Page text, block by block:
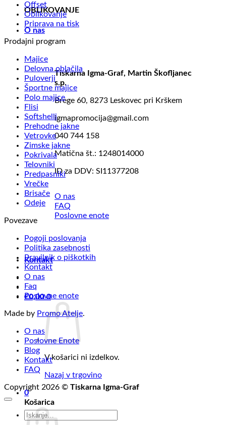
OBLIKOVANJE
O nas
Tiskarna Igma-Graf, Martin Škofljanec
s.p.
Brege 60, 8273 Leskovec pri Krškem
igmapromocija@gmail.com
040 744 158
Matična št.: 1248014000
ID za DDV: SI11377208
O nas
FAQ
Poslovne enote
Kontakt
€0,00 0
V košarici ni izdelkov.
Nazaj v trgovino
0
Košarica
Offset
Oblikovanje
Priprava na tisk
Prodajni program
Majice
Delovna oblačila
Puloverji
Športne majice
Polo majice
Flisi
Softshelli
Prehodne jakne
Vetrovke
Zimske jakne
Pokrivala
Telovniki
Predpasniki
Vrečke
Brisače
Odeje
Povezave
Pogoji poslovanja
Politika zasebnosti
Pravilnik o piškotkih
Kontakt
O nas
Faq
Poslovne enote
Made by Promo Atelje.
O nas
Poslovne Enote
Blog
Kontakt
FAQ
Copyright 2026 © Tiskarna Igma-Graf
Išči: